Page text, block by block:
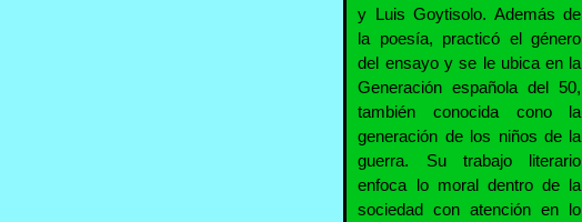
y Luis Goytisolo. Además de
la poesía, practicó el género
del ensayo y se le ubica en la
Generación española del 50,
también conocida cono la
generación de los niños de la
guerra. Su trabajo literario
enfoca lo moral dentro de la
sociedad con atención en lo